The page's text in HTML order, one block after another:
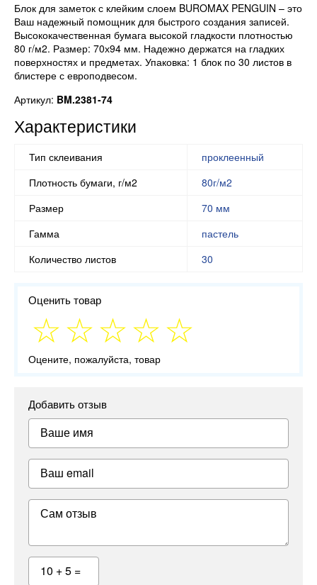
Блок для заметок с клейким слоем BUROMAX PENGUIN – это
Ваш надежный помощник для быстрого создания записей.
Высококачественная бумага высокой гладкости плотностью
80 г/м2. Размер: 70х94 мм. Надежно держатся на гладких
поверхностях и предметах. Упаковка: 1 блок по 30 листов в
блистере с европодвесом.
Артикул: BM.2381-74
Характеристики
Тип склеивания
проклеенный
Плотность бумаги, г/м2
80г/м2
Размер
70 мм
Гамма
пастель
Количество листов
30
Оценить товар
Оцените, пожалуйста, товар
Добавить отзыв
Ваше имя
Ваш email
Сам отзыв
10 + 5 =